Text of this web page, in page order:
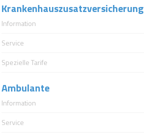
Krankenhauszusatzversicherung
Information
Service
Spezielle Tarife
Ambulante
Information
Service